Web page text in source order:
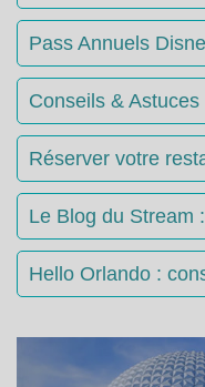
Pass Annuels
Conseils &
Réserver votre
Le Blog du Stream
Hello Orlando :